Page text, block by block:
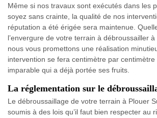
Même si nos travaux sont exécutés dans les
soyez sans crainte, la qualité de nos
réputation a été érigée sera maintenue.
l’envergure de votre terrain à débroussailler
nous vous promettons une réalisation
intervention se fera centimètre par
imparable qui a déjà portée ses fruits.
La réglementation sur le
Le débroussaillage de votre terrain à Plouer
soumis à des lois qu’il faut bien respecter au